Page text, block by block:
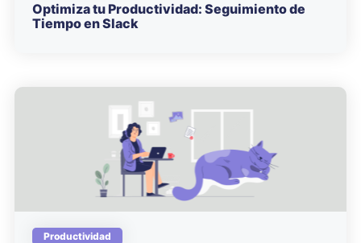
Optimiza tu Productividad: Seguimiento de
Tiempo en Slack
Productividad